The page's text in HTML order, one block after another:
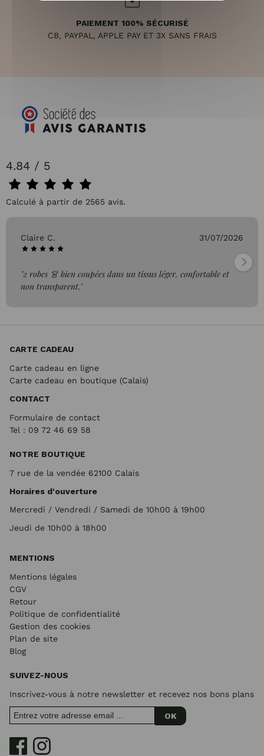
PAIEMENT 100% SÉCURISÉ
CB, PAYPAL, APPLE PAY ET 3X SANS FRAIS
4.84 / 5
Calculé à partir de 2565 avis.
Claire C. 31/07/2026
"2 robes 👗 bien coupées dans un tissus léger, confortable et
non transparent."
CARTE CADEAU
Carte cadeau en ligne
Carte cadeau en boutique (Calais)
CONTACT
Formulaire de contact
Tel : 09 72 46 69 58
NOTRE BOUTIQUE
7 rue de la vendée 62100 Calais
Horaires d'ouverture
Mercredi / Vendredi / Samedi de 10h00 à 19h00
Jeudi de 10h00 à 18h00
MENTIONS
Mentions légales
CGV
Retour
Politique de confidentialité
Gestion des cookies
Plan de site
Blog
SUIVEZ-NOUS
Inscrivez-vous à notre newsletter et recevez nos bons plans
OK